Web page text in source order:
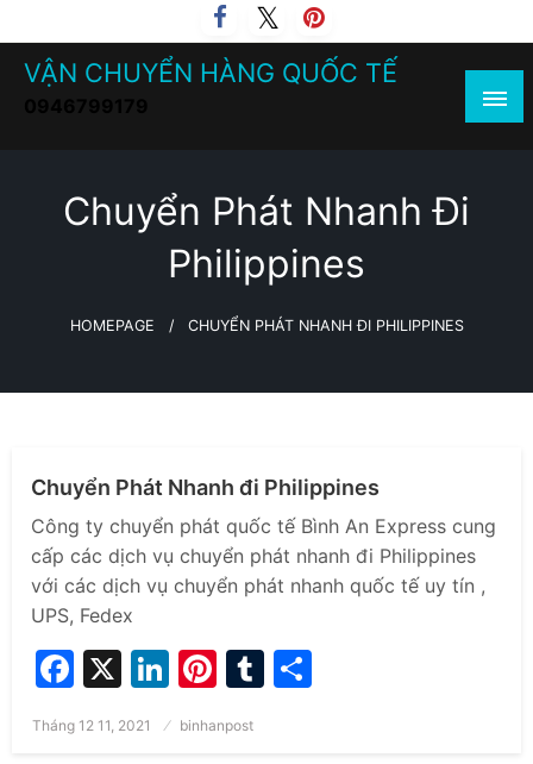
to
content
VẬN CHUYỂN HÀNG QUỐC TẾ
Chuyển Phát Nhanh Đi
Philippines
HOMEPAGE CHUYỂN PHÁT NHANH ĐI PHILIPPINES
Chuyển Phát Nhanh đi Philippines
Công ty chuyển phát quốc tế Bình An Express cung
cấp các dịch vụ chuyển phát nhanh đi Philippines
với các dịch vụ chuyển phát nhanh quốc tế uy tín ,
UPS, Fedex
Facebook
X LinkedIn
Pinterest
Tumblr
Posted
Tháng 12 11, 2021 binhanpost